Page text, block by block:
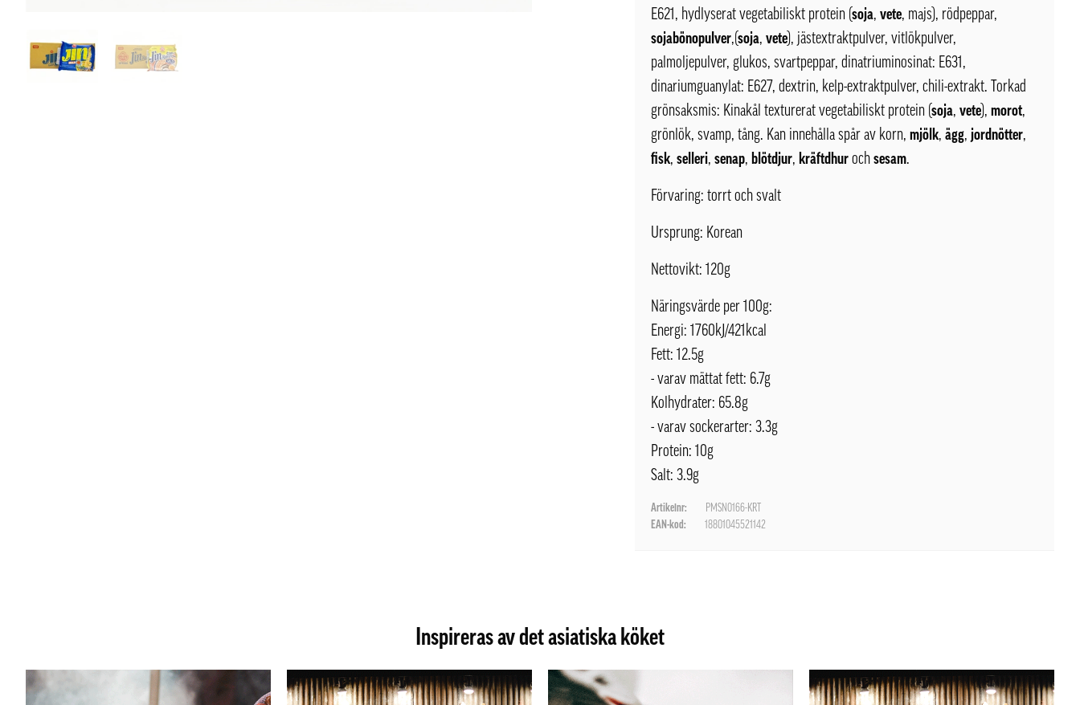
E621, hydlyserat vegetabiliskt protein (soja,vete, majs), rödpeppar,
sojabönopulver,(soja,vete), jästextraktpulver, vitlökpulver,
palmoljepulver, glukos, svartpeppar, dinatriuminosinat: E631,
dinariumguanylat: E627, dextrin, kelp-extraktpulver, chili-extrakt. Torkad
grönsaksmis: Kinakål texturerat vegetabiliskt protein (soja,vete),morot,
grönlök, svamp, tång. Kan innehålla spår av korn,mjölk,ägg, jordnötter,
fisk,selleri,senap, blötdjur, kräftdhur ochsesam.
Förvaring: torrt och svalt
Ursprung: Korean
Nettovikt: 120g
Näringsvärde per 100g:
Energi: 1760kJ/421kcal
Fett: 12.5g
- varav mättat fett: 6.7g
Kolhydrater: 65.8g
- varav sockerarter: 3.3g
Protein: 10g
Salt: 3.9g
Artikelnr:
PMSN0166-KRT
EAN-kod:
18801045521142
Inspireras av det asiatiska köket